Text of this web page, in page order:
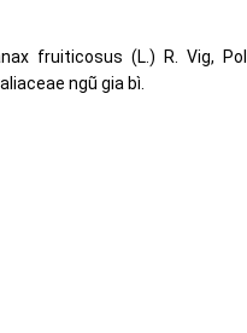
fruiticosus (L.) R. Vig,
ngũ gia bì.